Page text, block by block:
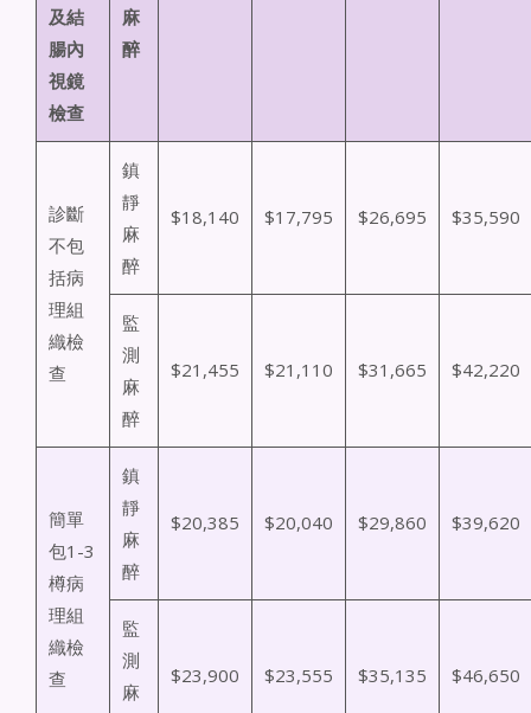
及結
腸內
視鏡
檢查
麻
醉
診斷
不包
括病
理組
織檢
查
鎮
靜
麻
醉
$18,140 $17,795 $26,695 $35,590
監
測
麻
醉
$21,455 $21,110 $31,665 $42,220
簡單
包1-3
樽病
理組
織檢
查
鎮
靜
麻
醉
$20,385 $20,040 $29,860 $39,620
監
測
麻
$23,900 $23,555 $35,135 $46,650